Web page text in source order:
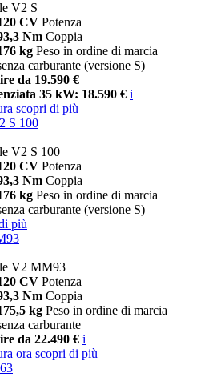
V2 S
CV Potenza
Nm Coppia
kg Peso in ordine di marcia
carburante (versione S)
da 19.590 €
35 kW: 18.590 € i
scopri di più
S 100
V2 S 100
CV Potenza
Nm Coppia
kg Peso in ordine di marcia
carburante (versione S)
più
V2 MM93
CV Potenza
Nm Coppia
kg Peso in ordine di marcia
carburante
da 22.490 € i
ora scopri di più